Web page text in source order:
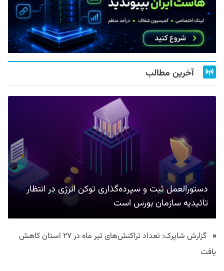
آخرین مطالب
دستورالعمل ثبت و سپرده‌گذاری توکن انرژی در انتظار
تائیدیه سازمان بورس است
گزارش شاپرک: تعداد تراکنش‌های تیر ماه در ۲۷ استان‌ کاهش
یافت